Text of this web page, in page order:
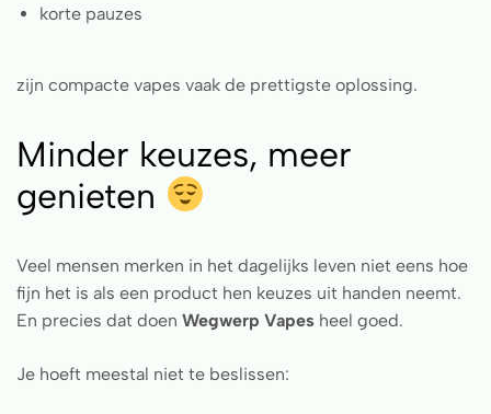
korte pauzes
zijn compacte vapes vaak de prettigste oplossing.
Minder keuzes, meer
genieten
Veel mensen merken in het dagelijks leven niet eens hoe
fijn het is als een product hen keuzes uit handen neemt.
En precies dat doen Wegwerp Vapes heel goed.
Je hoeft meestal niet te beslissen: